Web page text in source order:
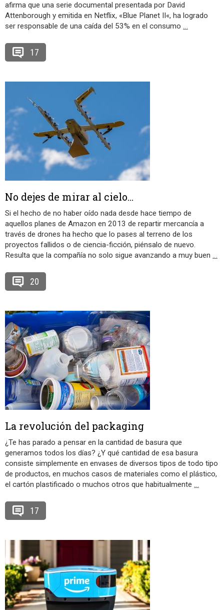
afirma que una serie documental presentada por David
Attenborough y emitida en Netflix, «Blue Planet II«, ha logrado
ser responsable de una caída del 53% en el consumo …
17
No dejes de mirar al cielo…
Si el hecho de no haber oído nada desde hace tiempo de
aquellos planes de Amazon en 2013 de repartir mercancía a
través de drones ha hecho que lo pases al terreno de los
proyectos fallidos o de ciencia-ficción, piénsalo de nuevo.
Resulta que la compañía no solo sigue avanzando a muy buen …
20
La revolución del packaging
¿Te has parado a pensar en la cantidad de basura que
generamos todos los días? ¿Y qué cantidad de esa basura
consiste simplemente en envases de diversos tipos de todo tipo
de productos, en muchos casos de materiales como el plástico,
el cartón plastificado o muchos otros que habitualmente …
17